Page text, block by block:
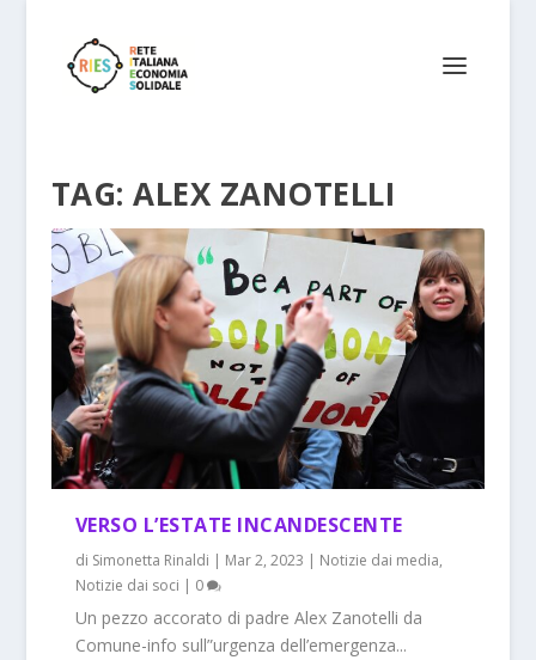
TAG:ALEX ZANOTELLI
VERSO L’ESTATE INCANDESCENTE
di Simonetta Rinaldi | Mar 2, 2023 | Notizie dai media,
Notizie dai soci | 0
Un pezzo accorato di padre Alex Zanotelli da
Comune-info sull”urgenza dell’emergenza...